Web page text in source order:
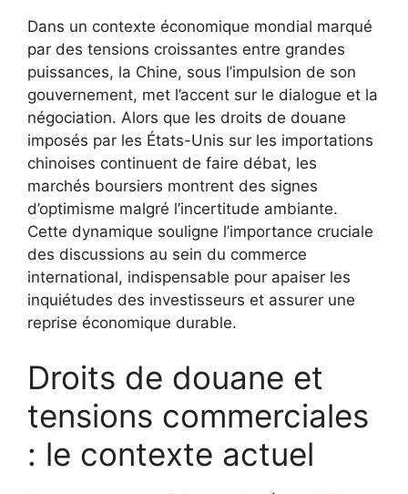
Dans un contexte économique mondial marqué
par des tensions croissantes entre grandes
puissances, la Chine, sous l’impulsion de son
gouvernement, met l’accent sur le dialogue et la
négociation. Alors que les droits de douane
imposés par les États-Unis sur les importations
chinoises continuent de faire débat, les
marchés boursiers montrent des signes
d’optimisme malgré l’incertitude ambiante.
Cette dynamique souligne l’importance cruciale
des discussions au sein du commerce
international, indispensable pour apaiser les
inquiétudes des investisseurs et assurer une
reprise économique durable.
Droits de douane et
tensions commerciales
: le contexte actuel